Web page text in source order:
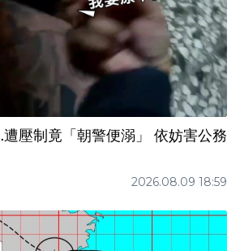
壓制竟「朝警便溺」 依妨害公務
2026.08.09 18:59